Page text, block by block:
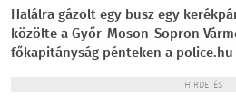
Halálra gázolt egy busz egy
közölte a Győr-Moson-Sopron
főkapitányság pénteken a
HIRDETÉS